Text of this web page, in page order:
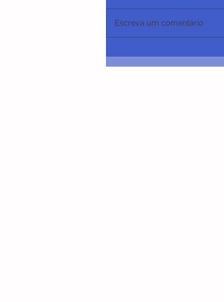
Escreva um comentário